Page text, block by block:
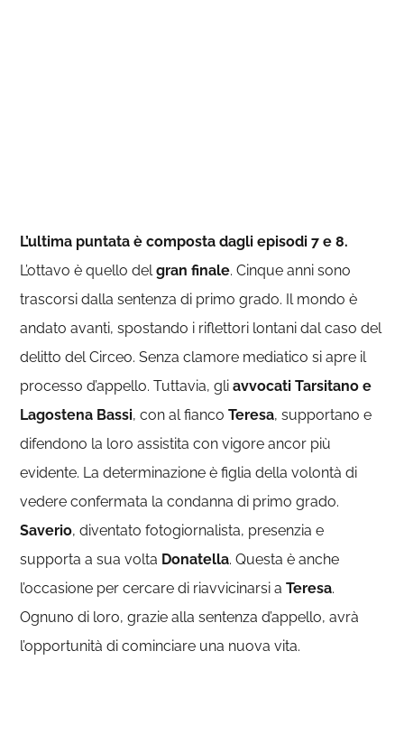
L’ultima puntata è composta dagli episodi 7 e 8.
L’ottavo è quello delgran finale. Cinque anni sono
trascorsi dalla sentenza di primo grado. Il mondo è
andato avanti, spostando i riflettori lontani dal caso del
delitto del Circeo. Senza clamore mediatico si apre il
processo d’appello. Tuttavia, gliavvocati Tarsitano e
Lagostena Bassi, con al fiancoTeresa, supportano e
difendono la loro assistita con vigore ancor più
evidente. La determinazione è figlia della volontà di
vedere confermata la condanna di primo grado.
Saverio, diventato fotogiornalista, presenzia e
supporta a sua volta Donatella. Questa è anche
l’occasione per cercare di riavvicinarsi aTeresa.
Ognuno di loro, grazie alla sentenza d’appello, avrà
l’opportunità di cominciare una nuova vita.